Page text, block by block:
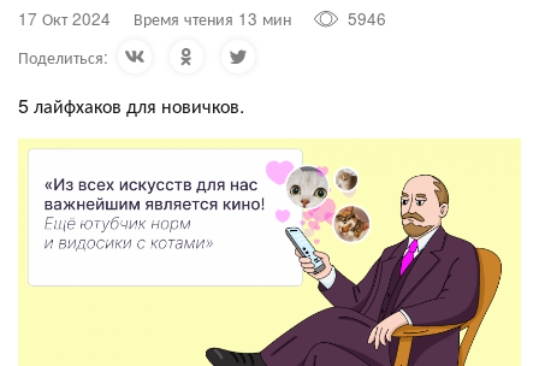
17 Окт 2024 Время чтения 13 мин
5946
Поделиться:
5 лайфхаков для новичков.